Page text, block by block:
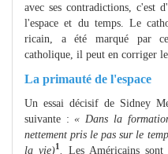
avec ses contradictions, c'est
l'espace et du temps. Le
ricain, a été marqué par
catholique, il peut en corriger
La primauté de l'espace
Un essai décisif de Sidney
suivante :« Dans la
nettement pris le pas sur le
la vie)1
Les Américains